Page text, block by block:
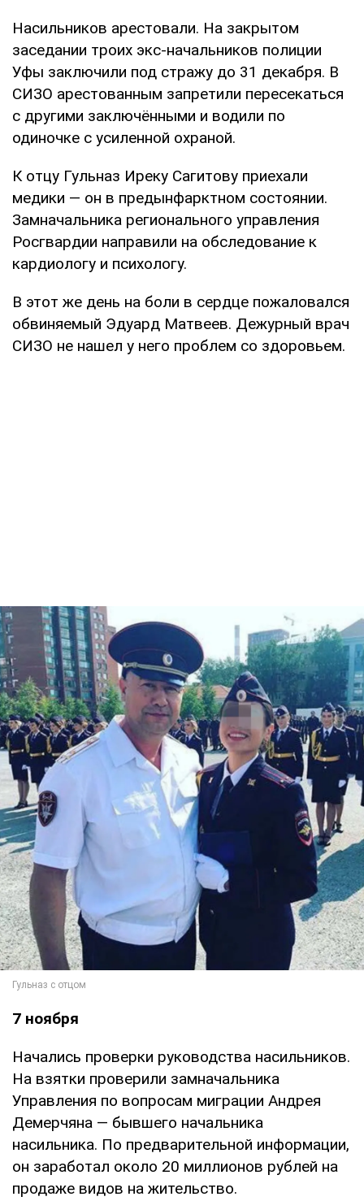
Насильников арестовали. На закрытом
заседании троих экс-начальников полиции
Уфы заключили под стражу до 31 декабря. В
СИЗО арестованным запретили пересекаться
с другими заключёнными и водили по
одиночке с усиленной охраной.
К отцу Гульназ Иреку Сагитову приехали
медики — он в предынфарктном состоянии.
Замначальника регионального управления
Росгвардии направили на обследование к
кардиологу и психологу.
В этот же день на боли в сердце пожаловался
обвиняемый Эдуард Матвеев. Дежурный врач
СИЗО не нашел у него проблем со здоровьем.
7 ноября
Начались проверки руководства насильников.
На взятки проверили замначальника
Управления по вопросам миграции Андрея
Демерчяна — бывшего начальника
насильника. По предварительной информации,
он заработал около 20 миллионов рублей на
продаже видов на жительство.